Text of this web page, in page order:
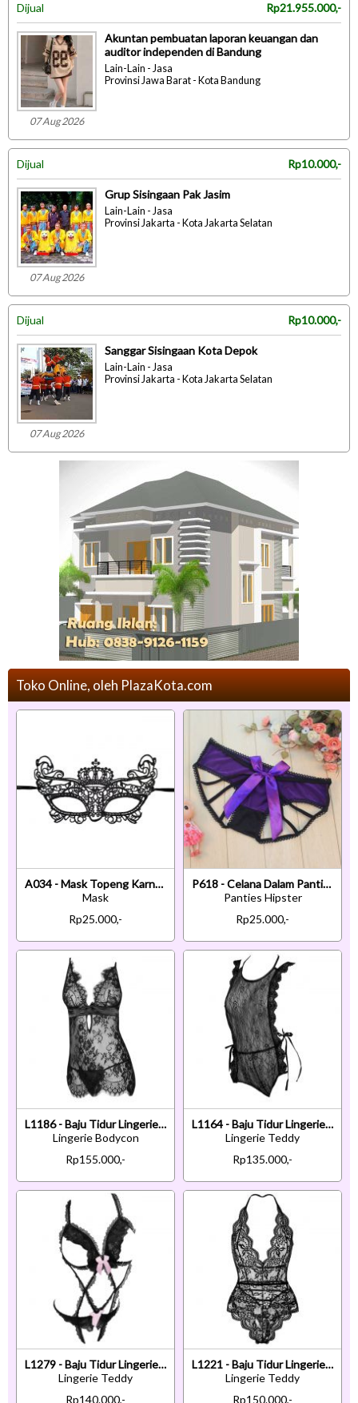
Dijual Rp21.955.000,-
07 Aug 2026
Akuntan pembuatan laporan keuangan dan
auditor independen di Bandung
Lain-Lain - Jasa
Provinsi Jawa Barat - Kota Bandung
Dijual Rp10.000,-
07 Aug 2026
Grup Sisingaan Pak Jasim
Lain-Lain - Jasa
Provinsi Jakarta - Kota Jakarta Selatan
Dijual Rp10.000,-
07 Aug 2026
Sanggar Sisingaan Kota Depok
Lain-Lain - Jasa
Provinsi Jakarta - Kota Jakarta Selatan
Toko Online, oleh PlazaKota.com
A034 - Mask Topeng Karnaval Penutup Mata King Crown Mahkota Raja Hitam
Mask
Rp25.000,-
P618 - Celana Dalam Panties Hipster Ungu Pita Terbuka Belakang
Panties Hipster
Rp25.000,-
L1186 - Baju Tidur Lingerie Bodycon Sheath Dress Hitam Transparan Tali Pita Ikat Belakang
Lingerie Bodycon
Rp155.000,-
L1164 - Baju Tidur Lingerie Teddy Bodysuit Dress Halter Hitam Transparan Tali Ikat Samping
Lingerie Teddy
Rp135.000,-
L1279 - Baju Tidur Lingerie Teddy Bodysuit Dress Hitam Transparan Open Cup Crotchless
Lingerie Teddy
Rp140.000,-
L1221 - Baju Tidur Lingerie Teddy Bodysuit Dress Halter Hitam Transparan
Lingerie Teddy
Rp150.000,-